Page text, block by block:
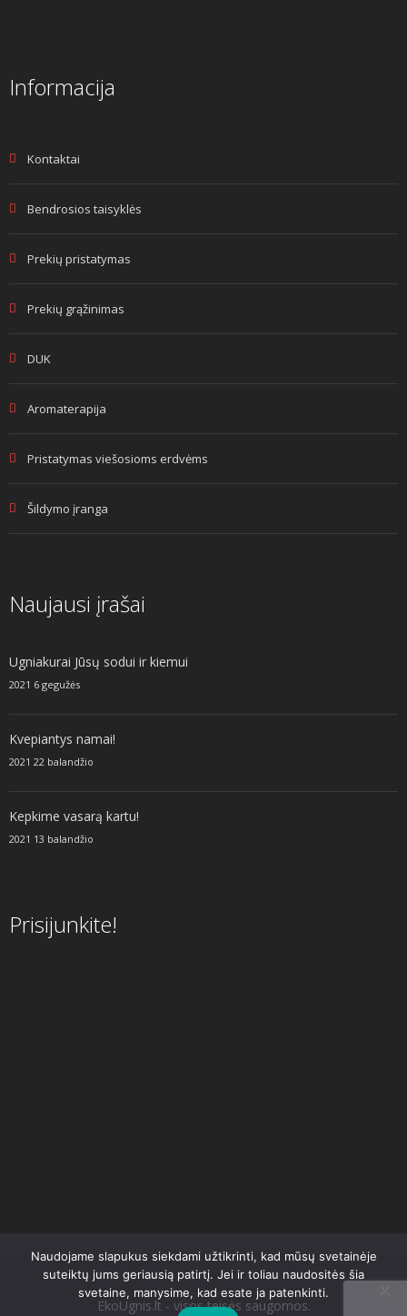
Informacija
Kontaktai
Bendrosios taisyklės
Prekių pristatymas
Prekių grąžinimas
DUK
Aromaterapija
Pristatymas viešosioms erdvėms
Šildymo įranga
Naujausi įrašai
Ugniakurai Jūsų sodui ir kiemui
2021 6 gegužės
Kvepiantys namai!
2021 22 balandžio
Kepkime vasarą kartu!
2021 13 balandžio
Prisijunkite!
EkoUgnis.lt - visos teisės saugomos.
Naudojame slapukus siekdami užtikrinti, kad mūsų svetainėje
suteiktų jums geriausią patirtį. Jei ir toliau naudositės šia
svetaine, manysime, kad esate ja patenkinti.